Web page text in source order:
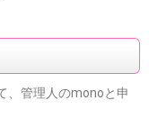
、管理人のmonoと申